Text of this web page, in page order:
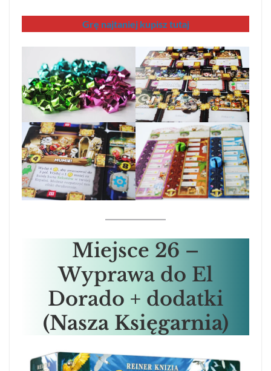
Grę najtaniej kupisz tutaj
Miejsce 26 –
Wyprawa do El
Dorado + dodatki
(Nasza Księgarnia)